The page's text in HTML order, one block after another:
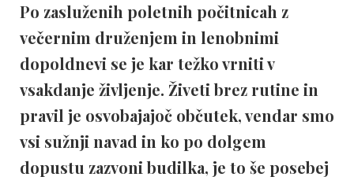
Po zasluženih poletnih počitnicah z
večernim druženjem in lenobnimi
dopoldnevi se je kar težko vrniti v
vsakdanje življenje. Živeti brez rutine in
pravil je osvobajajoč občutek, vendar smo
vsi sužnji navad in ko po dolgem
dopustu zazvoni budilka, je to še posebej